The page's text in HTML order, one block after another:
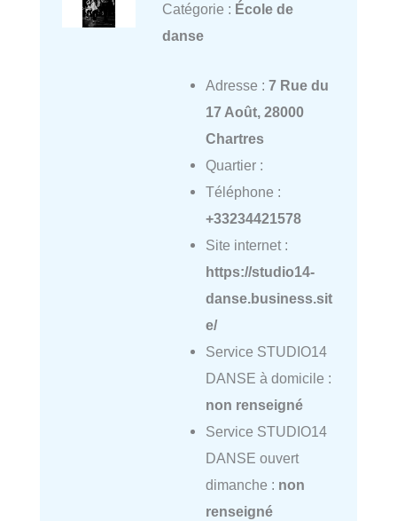
Catégorie : École de
danse
Adresse : 7 Rue du
17 Août, 28000
Chartres
Quartier :
Téléphone :
+33234421578
Site internet :
https://studio14-
danse.business.sit
e/
Service STUDIO14
DANSE à domicile :
non renseigné
Service STUDIO14
DANSE ouvert
dimanche : non
renseigné